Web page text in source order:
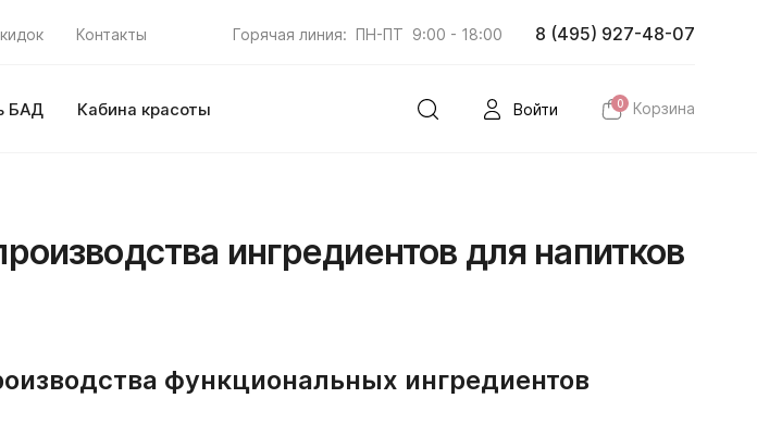
Контакты Горячая линия: ПН-ПТ 9:00 - 18:00 8 (495) 927-48-07
БАД Кабина красоты Войти 0 Корзина
ингредиентов для напитков
функциональных ингредиентов